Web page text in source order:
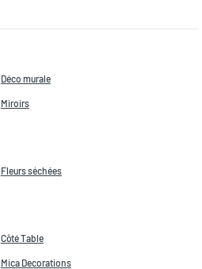
Déco murale
Miroirs
Fleurs séchées
Côté Table
Mica Decorations